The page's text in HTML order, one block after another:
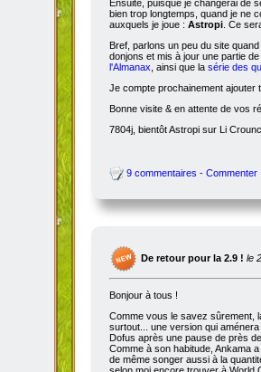
Je n'ai donc pas eu
me motive à continuer ce site), et
sauf si... suffisamment de
dofus2.org reste un site rykkien,
vous êtes sur Li Crounch et que
en fichez, alors ne faites rien,
dépendra directement de vos
Ensuite, puisque je changerai de
bien trop longtemps, quand je ne
auxquels je joue : Astropi. Ce
Bref, parlons un peu du site
Je compte prochainement
Bonne visite & en attente de vos
9 commentaires - Commenter
De retour pour la 2.9 ! le